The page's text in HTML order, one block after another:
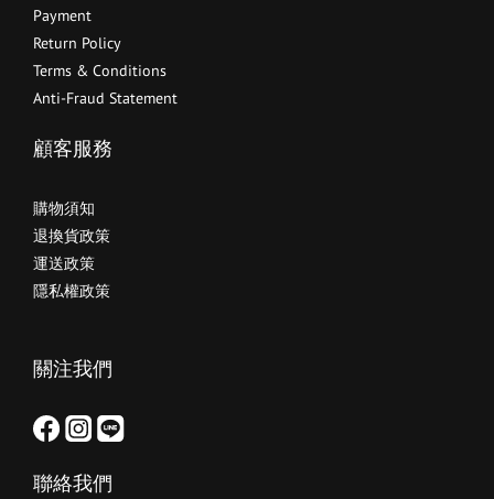
Payment
Return Policy
Terms & Conditions
Anti-Fraud Statement
顧客服務
購物須知
退換貨政策
運送政策
隱私權政策
關注我們
聯絡我們